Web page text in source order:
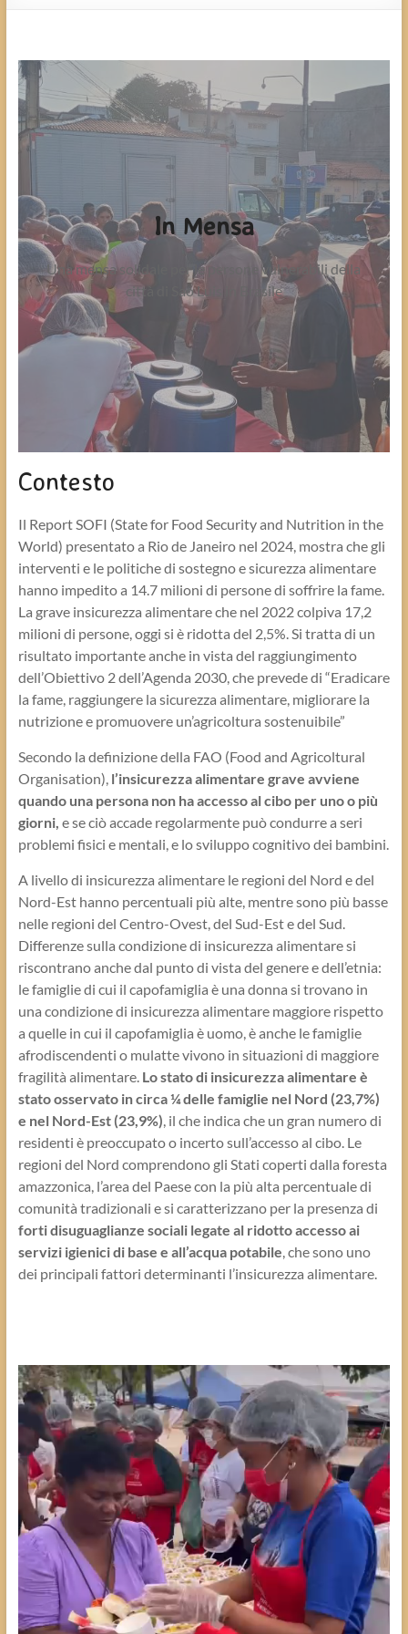
In Mensa
Una mensa solidale per le persone vulnerabili della
città di Sao Luis in Brasile
Contesto
Il Report SOFI (State for Food Security and Nutrition in the
World) presentato a Rio de Janeiro nel 2024, mostra che gli
interventi e le politiche di sostegno e sicurezza alimentare
hanno impedito a 14.7 milioni di persone di soffrire la fame.
La grave insicurezza alimentare che nel 2022 colpiva 17,2
milioni di persone, oggi si è ridotta del 2,5%. Si tratta di un
risultato importante anche in vista del raggiungimento
dell’Obiettivo 2 dell’Agenda 2030, che prevede di “Eradicare
la fame, raggiungere la sicurezza alimentare, migliorare la
nutrizione e promuovere un’agricoltura sostenuibile”
Secondo la definizione della FAO (Food and Agricoltural
Organisation), l’insicurezza alimentare grave avviene
quando una persona non ha accesso al cibo per uno o più
giorni, e se ciò accade regolarmente può condurre a seri
problemi fisici e mentali, e lo sviluppo cognitivo dei bambini.
A livello di insicurezza alimentare le regioni del Nord e del
Nord-Est hanno percentuali più alte, mentre sono più basse
nelle regioni del Centro-Ovest, del Sud-Est e del Sud.
Differenze sulla condizione di insicurezza alimentare si
riscontrano anche dal punto di vista del genere e dell’etnia:
le famiglie di cui il capofamiglia è una donna si trovano in
una condizione di insicurezza alimentare maggiore rispetto
a quelle in cui il capofamiglia è uomo, è anche le famiglie
afrodiscendenti o mulatte vivono in situazioni di maggiore
fragilità alimentare. Lo stato di insicurezza alimentare è
stato osservato in circa ¼ delle famiglie nel Nord (23,7%)
e nel Nord-Est (23,9%), il che indica che un gran numero di
residenti è preoccupato o incerto sull’accesso al cibo. Le
regioni del Nord comprendono gli Stati coperti dalla foresta
amazzonica, l’area del Paese con la più alta percentuale di
comunità tradizionali e si caratterizzano per la presenza di
forti disuguaglianze sociali legate al ridotto accesso ai
servizi igienici di base e all’acqua potabile, che sono uno
dei principali fattori determinanti l’insicurezza alimentare.